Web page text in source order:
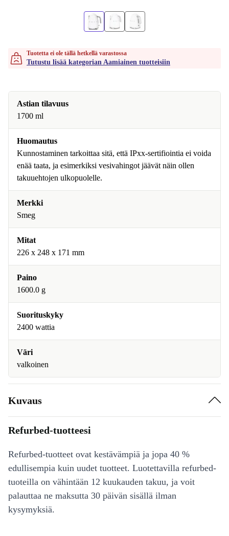
Tuotetta ei ole tällä hetkellä varastossa
Tutustu lisää kategorian Aamiainen tuotteisiin
Astian tilavuus
1700 ml
Huomautus
Kunnostaminen tarkoittaa sitä, että IPxx-sertifiointia ei voida
enää taata, ja esimerkiksi vesivahingot jäävät näin ollen
takuuehtojen ulkopuolelle.
Merkki
Smeg
Mitat
226 x 248 x 171 mm
Paino
1600.0 g
Suorituskyky
2400 wattia
Väri
valkoinen
Kuvaus
Refurbed-tuotteesi
Refurbed-tuotteet ovat kestävämpiä ja jopa 40 %
edullisempia kuin uudet tuotteet. Luotettavilla refurbed-
tuoteilla on vähintään 12 kuukauden takuu, ja voit
palauttaa ne maksutta 30 päivän sisällä ilman
kysymyksiä.